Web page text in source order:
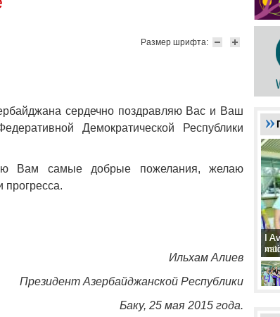
Размер шрифта:
сердечно поздравляю Вас и Ваш
Демократической Республики
Вам самые добрые пожелания, желаю
Ильхам Алиев
Президент Азербайджанской Республики
Баку, 25 мая 2015 года.
II